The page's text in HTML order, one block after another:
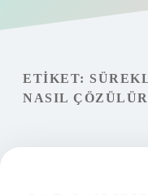
Gizlilik
Yasal Uyarı
ETIKET:
NASIL ÇÖZÜLÜR